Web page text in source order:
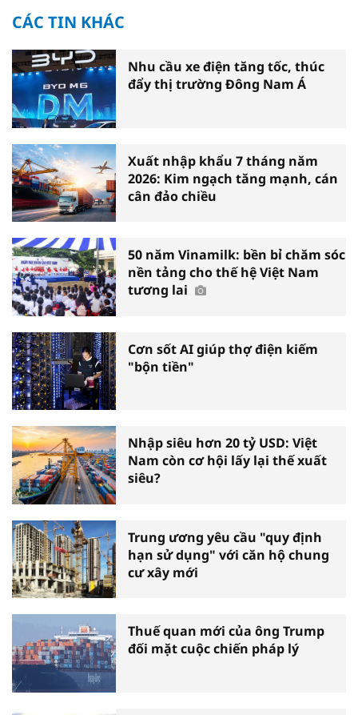
CÁC TIN KHÁC
Nhu cầu xe điện tăng tốc, thúc
đẩy thị trường Đông Nam Á
Xuất nhập khẩu 7 tháng năm
2026: Kim ngạch tăng mạnh, cán
cân đảo chiều
50 năm Vinamilk: bền bỉ chăm sóc
nền tảng cho thế hệ Việt Nam
tương lai
Cơn sốt AI giúp thợ điện kiếm
"bộn tiền"
Nhập siêu hơn 20 tỷ USD: Việt
Nam còn cơ hội lấy lại thế xuất
siêu?
Trung ương yêu cầu "quy định
hạn sử dụng" với căn hộ chung
cư xây mới
Thuế quan mới của ông Trump
đối mặt cuộc chiến pháp lý